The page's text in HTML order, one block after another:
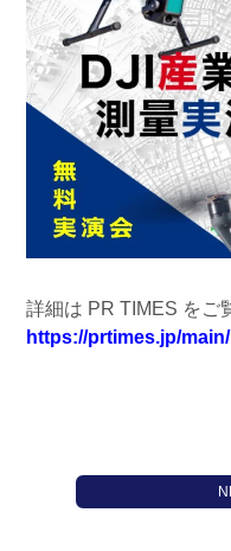
詳細は PR TIMES をご
https://prtimes.jp/